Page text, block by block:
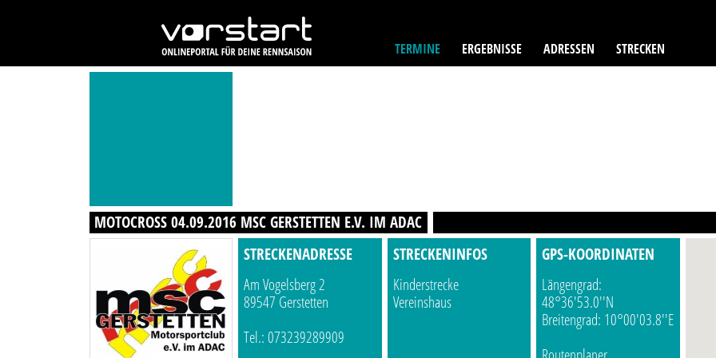
TERMINE ERGEBNISSE ADRESSEN STRECKEN
MOTOCROSS 04.09.2016 MSC GERSTETTEN E.V. IM ADAC
STRECKENADRESSE
Am Vogelsberg 2
89547 Gerstetten
Tel.: 073239289909
STRECKENINFOS
Kinderstrecke
Vereinshaus
GPS-KOORDINATEN
Längengrad:
48°36'53.0''N
Breitengrad: 10°00'03.8''E